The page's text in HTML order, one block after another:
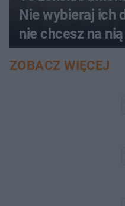
Nie wybieraj ich
nie chcesz na
nieszczęścia
ZOBACZ WIĘCEJ